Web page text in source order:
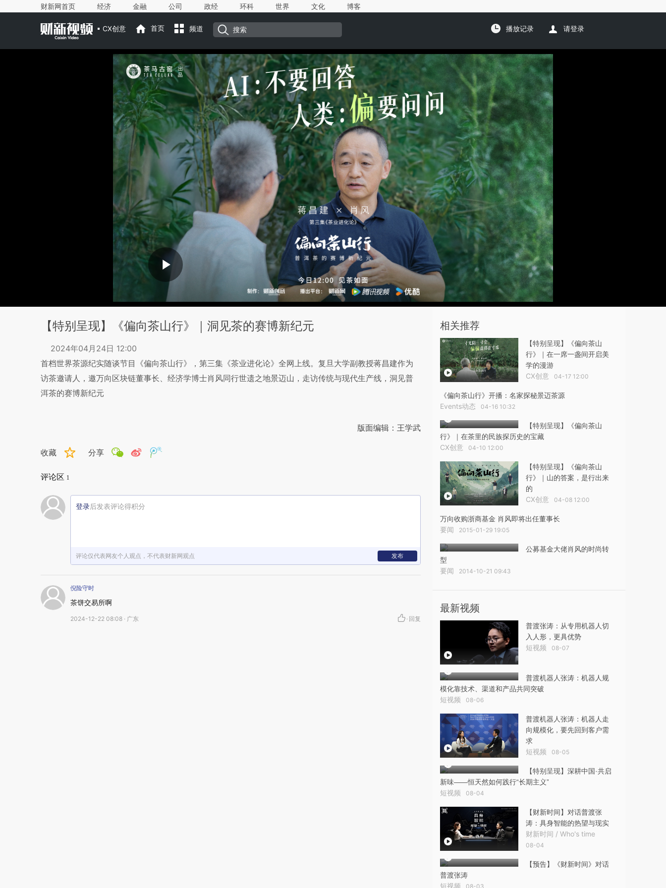
财新网首页 经济 金融 公司 政经 环科 世界 文化 博客
CX创意 首页 频道 播放记录 请登录
【特别呈现】《偏向茶山行》｜洞见茶的赛博新纪元
2024年04月24日 12:00
首档世界茶源纪实随谈节目《偏向茶山行》，第三集《茶业进化论》全网上线。复旦大学副教授蒋昌建作为
访茶邀请人，邀万向区块链董事长、经济学博士肖风同行世遗之地景迈山，走访传统与现代生产线，洞见普
洱茶的赛博新纪元
版面编辑：王学武
收藏 分享
评论区 1
登录后发表评论得积分
评论仅代表网友个人观点，不代表财新网观点 发布
倪险守时
茶饼交易所啊
2024-12-22 08:08 · 广东 · 回复
相关推荐
【特别呈现】《偏向茶山
行》｜在一席一盏间开启美
学的漫游
CX创意 04-17 12:00
《偏向茶山行》开播：名家探秘景迈茶源
Events动态 04-16 10:32
【特别呈现】《偏向茶山
行》｜在茶里的民族探历史的宝藏
CX创意 04-10 12:00
【特别呈现】《偏向茶山
行》｜山的答案，是行出来
的
CX创意 04-08 12:00
万向收购浙商基金 肖风即将出任董事长
要闻 2015-01-29 19:05
公募基金大佬肖风的时尚转
型
要闻 2014-10-21 09:43
最新视频
普渡张涛：从专用机器人切
入人形，更具优势
短视频 08-07
普渡机器人张涛：机器人规
模化靠技术、渠道和产品共同突破
短视频 08-06
普渡机器人张涛：机器人走
向规模化，要先回到客户需
求
短视频 08-05
【特别呈现】深耕中国·共启
新味——恒天然如何践行“长期主义”
短视频 08-04
【财新时间】对话普渡张
涛：具身智能的热望与现实
财新时间 / Who's time
08-04
【预告】《财新时间》对话
普渡张涛
短视频 08-03